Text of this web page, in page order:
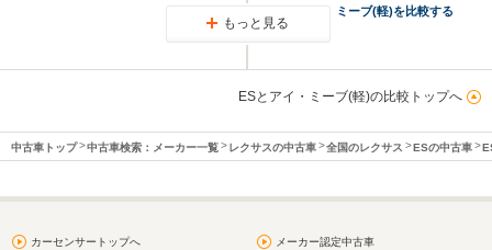
とアイ・ミーブ(軽)を比較する
もっと見る
ESとアイ・ミーブ(軽)の比較トップへ
中古車トップ 中古車検索：メーカー一覧 レクサスの中古車 全国のレクサス ESの中古車
カーセンサートップへ メーカー認定中古車